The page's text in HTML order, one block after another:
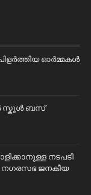
ഓർമ്മകൾ
സ്കൂൾ ബസ്
നടപടി
നഗരസഭ ജനകീയ